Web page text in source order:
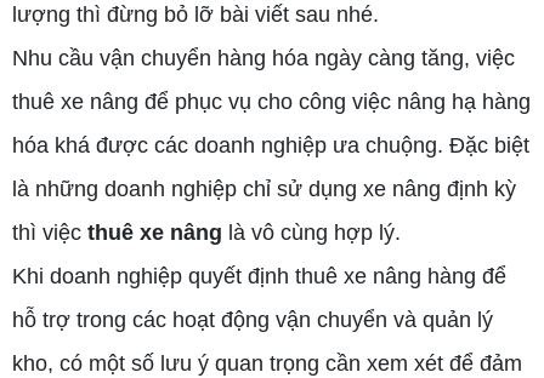
lượng thì đừng bỏ lỡ bài viết sau nhé.
Nhu cầu vận chuyển hàng hóa ngày càng tăng, việc
thuê xe nâng để phục vụ cho công việc nâng hạ hàng
hóa khá được các doanh nghiệp ưa chuộng. Đặc biệt
là những doanh nghiệp chỉ sử dụng xe nâng định kỳ
thì việc thuê xe nâng là vô cùng hợp lý.
Khi doanh nghiệp quyết định thuê xe nâng hàng để
hỗ trợ trong các hoạt động vận chuyển và quản lý
kho, có một số lưu ý quan trọng cần xem xét để đảm